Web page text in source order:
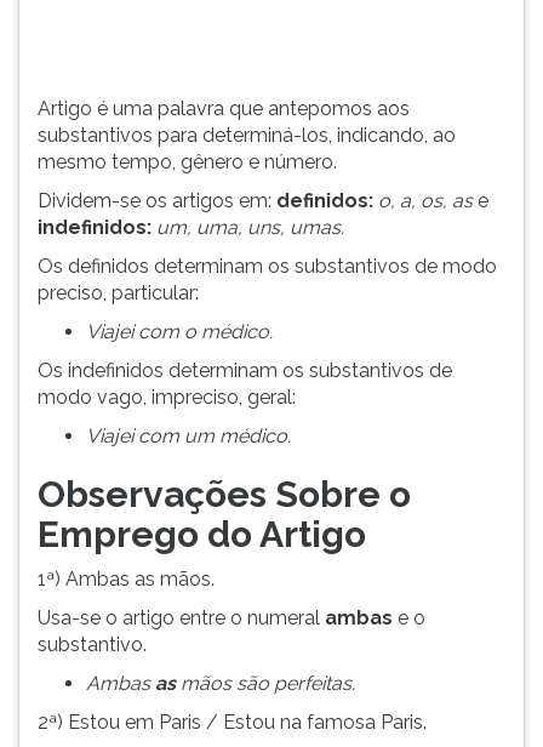
pausar
leitura
pressione
(primeira
tecla
esquerda
pressione
(primeira
tecla
direita
Artigo é uma palavra que antepomos aos
substantivos para determiná-los, indicando, ao
mesmo tempo, gênero e número.
Dividem-se os artigos em: definidos: o, a, os, ase
indefinidos: um, uma, uns, umas.
Os definidos determinam os substantivos de modo
preciso, particular:
Viajei com o médico.
Os indefinidos determinam os substantivos de
modo vago, impreciso, geral:
Viajei com um médico.
Observações Sobre o
Emprego do Artigo
1ª) Ambas as mãos.
Usa-se o artigo entre o numeral ambas e o
substantivo.
Ambas as mãos são perfeitas.
2ª) Estou em Paris / Estou na famosa Paris.